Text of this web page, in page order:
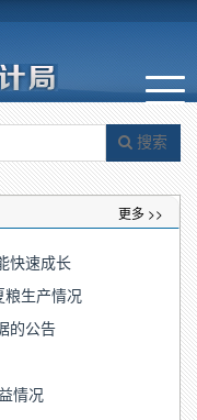
搜索
更多 >>
快速成长
粮生产情况
的公告
情况